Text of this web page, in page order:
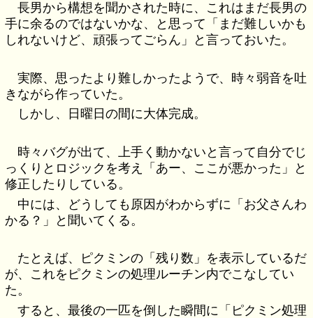
長男から構想を聞かされた時に、これはまだ長男の
手に余るのではないかな、と思って「まだ難しいかも
しれないけど、頑張ってごらん」と言っておいた。
実際、思ったより難しかったようで、時々弱音を吐
きながら作っていた。
しかし、日曜日の間に大体完成。
時々バグが出て、上手く動かないと言って自分でじ
っくりとロジックを考え「あー、ここが悪かった」と
修正したりしている。
中には、どうしても原因がわからずに「お父さんわ
かる？」と聞いてくる。
たとえば、ピクミンの「残り数」を表示しているだ
が、これをピクミンの処理ルーチン内でこなしてい
た。
すると、最後の一匹を倒した瞬間に「ピクミン処理